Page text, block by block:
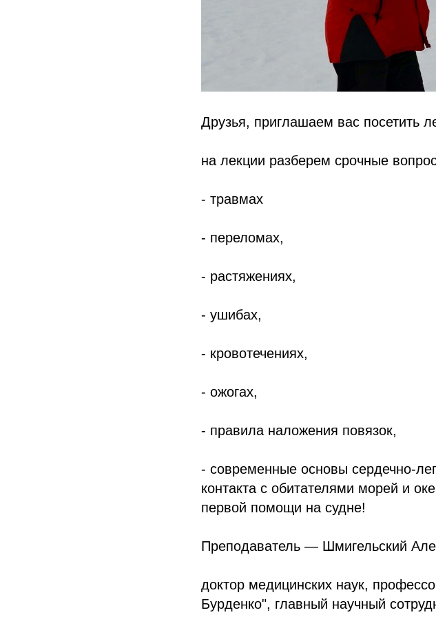
Друзья, приглашаем вас посетить
на лекции разберем срочные
- травмах
- переломах,
- растяжениях,
- ушибах,
- кровотечениях,
- ожогах,
- правила наложения повязок,
- современные основы сердечно-
контакта с обитателями морей и
первой помощи на судне!
Преподаватель — Шмигельский
доктор медицинских наук,
Бурденко", главный научный